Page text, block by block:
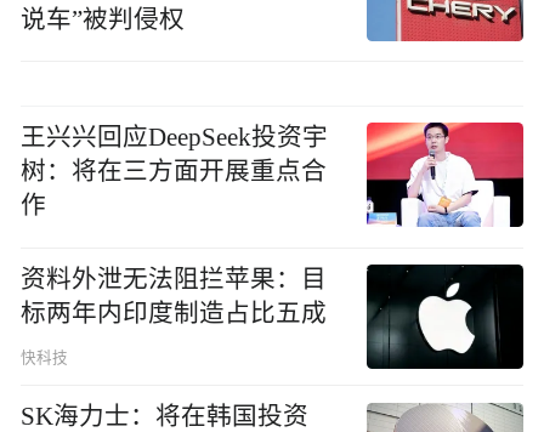
说车”被判侵权
王兴兴回应DeepSeek投资宇
树：将在三方面开展重点合
作
资料外泄无法阻拦苹果：目
标两年内印度制造占比五成
快科技
SK海力士：将在韩国投资